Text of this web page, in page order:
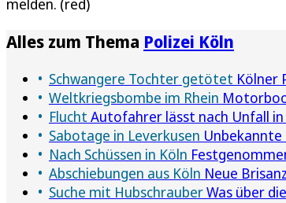
melden. (red)
Alles zum Thema Polizei Köln
Schwangere Tochter getötet Kölner
Weltkriegsbombe im Rhein
Flucht Autofahrer lässt nach Unfall
Sabotage in Leverkusen
Nach Schüssen in Köln
Abschiebungen aus Köln Neue
Suche mit HubschrauberWas über